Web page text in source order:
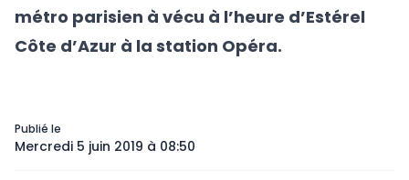
Publié le
Mercredi 5 juin 2019 à 08:50
métro parisien à vécu à l’heure d’Estérel
Côte d’Azur à la station Opéra.